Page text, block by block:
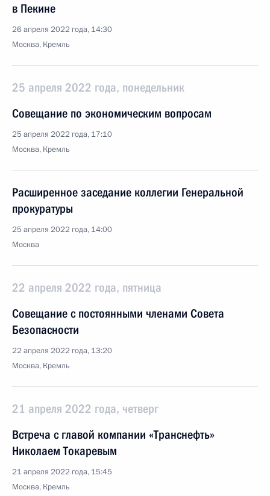
в Пекине
26 апреля 2022 года, 14:30
Москва, Кремль
25 апреля 2022 года, понедельник
Совещание по экономическим вопросам
25 апреля 2022 года, 17:10
Москва, Кремль
Расширенное заседание коллегии Генеральной
прокуратуры
25 апреля 2022 года, 14:00
Москва
22 апреля 2022 года, пятница
Совещание с постоянными членами Совета
Безопасности
22 апреля 2022 года, 13:20
Москва, Кремль
21 апреля 2022 года, четверг
Встреча с главой компании «Транснефть»
Николаем Токаревым
21 апреля 2022 года, 15:45
Москва, Кремль